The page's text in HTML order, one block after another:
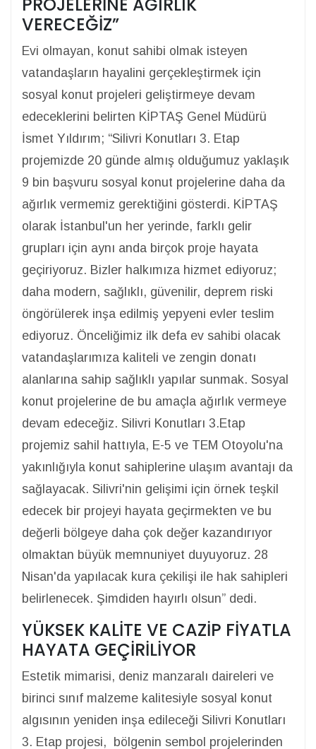
VERECEĞİZ”
Evi olmayan, konut sahibi olmak isteyen
vatandaşların hayalini gerçekleştirmek için
sosyal konut projeleri geliştirmeye devam
edeceklerini belirten KİPTAŞ Genel Müdürü
İsmet Yıldırım; “Silivri Konutları 3. Etap
projemizde 20 günde almış olduğumuz yaklaşık
9 bin başvuru sosyal konut projelerine daha da
ağırlık vermemiz gerektiğini gösterdi. KİPTAŞ
olarak İstanbul'un her yerinde, farklı gelir
grupları için aynı anda birçok proje hayata
geçiriyoruz. Bizler halkımıza hizmet ediyoruz;
daha modern, sağlıklı, güvenilir, deprem riski
öngörülerek inşa edilmiş yepyeni evler teslim
ediyoruz. Önceliğimiz ilk defa ev sahibi olacak
vatandaşlarımıza kaliteli ve zengin donatı
alanlarına sahip sağlıklı yapılar sunmak. Sosyal
konut projelerine de bu amaçla ağırlık vermeye
devam edeceğiz. Silivri Konutları 3.Etap
projemiz sahil hattıyla, E-5 ve TEM Otoyolu'na
yakınlığıyla konut sahiplerine ulaşım avantajı da
sağlayacak. Silivri'nin gelişimi için örnek teşkil
edecek bir projeyi hayata geçirmekten ve bu
değerli bölgeye daha çok değer kazandırıyor
olmaktan büyük memnuniyet duyuyoruz. 28
Nisan'da yapılacak kura çekilişi ile hak sahipleri
belirlenecek. Şimdiden hayırlı olsun” dedi.
YÜKSEK KALİTE VE CAZİP FİYATLA
HAYATA GEÇİRİLİYOR
Estetik mimarisi, deniz manzaralı daireleri ve
birinci sınıf malzeme kalitesiyle sosyal konut
algısının yeniden inşa edileceği Silivri Konutları
3. Etap projesi, bölgenin sembol projelerinden